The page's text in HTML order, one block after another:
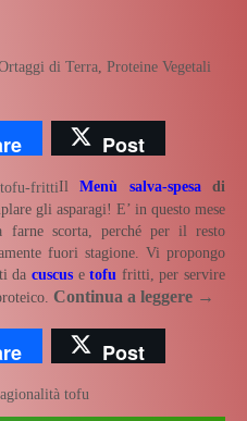
di Terra Proteine Vegetali
Post
IlMenù salva-spesadi
gli asparagi! E’ in questo mese
farne scorta, perché per il resto
fuori stagione. Vi propongo
dacuscus etofu fritti, per servire
Continua a leggere →
Post
tofu